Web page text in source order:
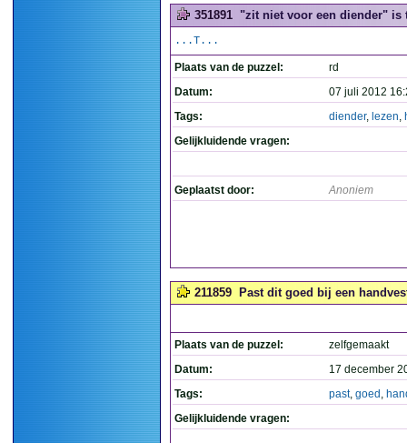
351891 "zit niet voor een diender" is
...T...
Plaats van de puzzel:
rd
Datum:
07 juli 2012
Tags:
diender, lezen,
Gelijkluidende vragen:
Geplaatst door: Anoniem
211859 Past dit goed bij een
Plaats van de puzzel:
zelfgemaakt
Datum:
17 december
Tags:
past, goed ,
Gelijkluidende vragen: